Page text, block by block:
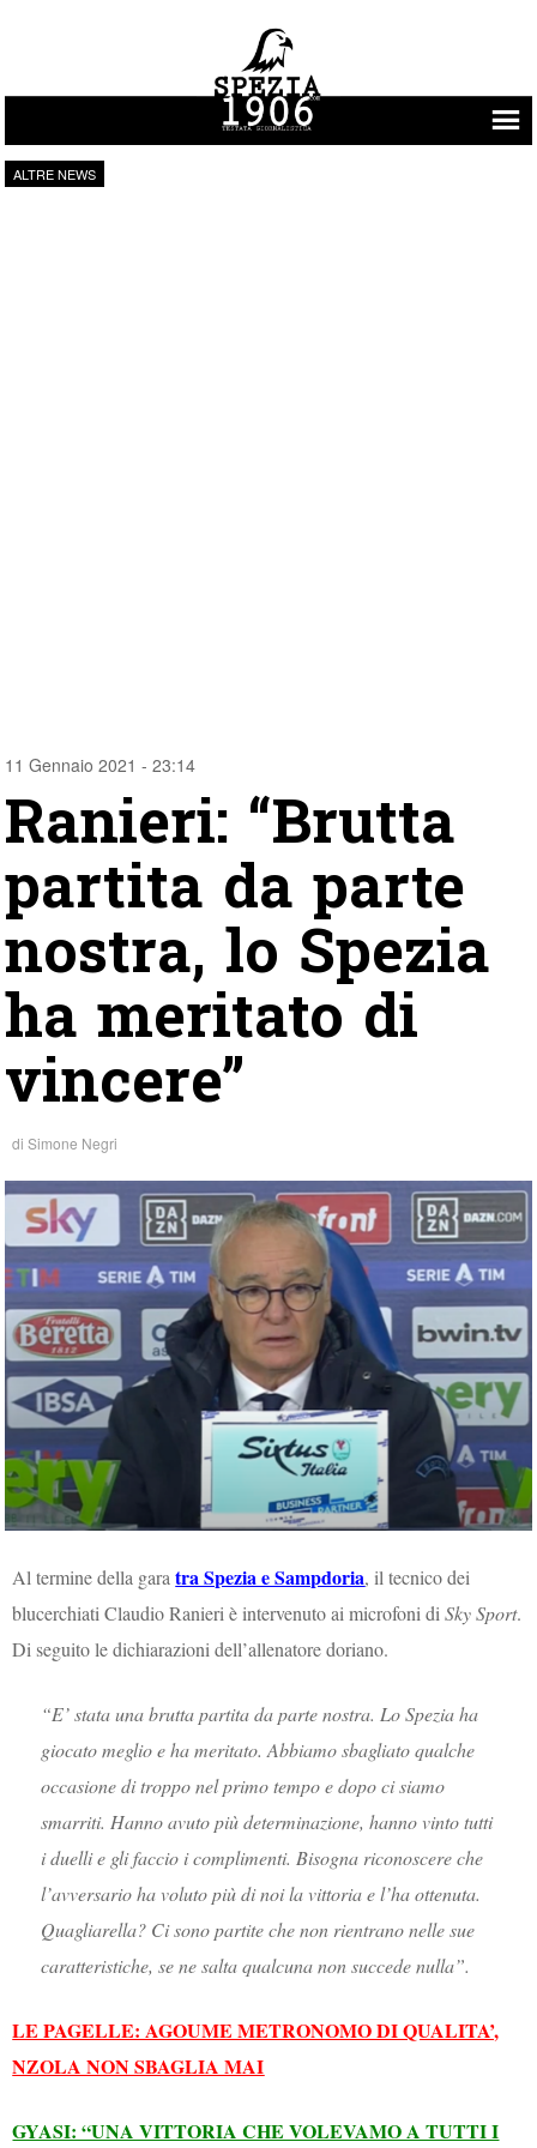
Vai al contenuto
ALTRE NEWS
11 Gennaio 2021 - 23:14
Ranieri: “Brutta
partita da parte
nostra, lo Spezia
ha meritato di
vincere”
diSimone Negri
Al termine della garatra Spezia e Sampdoria, il tecnico dei
blucerchiati Claudio Ranieri è intervenuto ai microfoni diSky Sport.
Di seguito le dichiarazioni dell’allenatore doriano.
“E’ stata una brutta partita da parte nostra. Lo Spezia ha
giocato meglio e ha meritato. Abbiamo sbagliato qualche
occasione di troppo nel primo tempo e dopo ci siamo
smarriti. Hanno avuto più determinazione, hanno vinto tutti
i duelli e gli faccio i complimenti. Bisogna riconoscere che
l’avversario ha voluto più di noi la vittoria e l’ha ottenuta.
Quagliarella? Ci sono partite che non rientrano nelle sue
caratteristiche, se ne salta qualcuna non succede nulla”.
LE PAGELLE: AGOUME METRONOMO DI QUALITA’,
NZOLA NON SBAGLIA MAI
GYASI: “UNA VITTORIA CHE VOLEVAMO A TUTTI I